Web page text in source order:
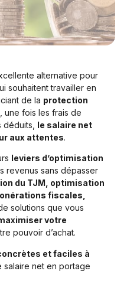
alternative pour
souhaitent travailler en
de la protection
une fois les frais de
le salaire net
aux attentes.
leviers d’optimisation
revenus sans dépasser
du TJM, optimisation
fiscales,
solutions que vous
votre
pouvoir d’achat.
et faciles à
salaire net en portage